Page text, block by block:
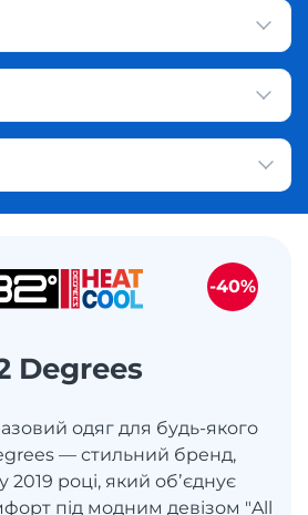
Degrees
одяг для будь-якого
— стильний бренд,
2019 році, який обʼєднує
під модним девізом "All
-40%